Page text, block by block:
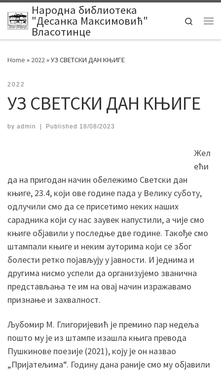
Skip to content
Народна библиотека
"Десанка Максимовић"
Власотинце
Search
Home » 2022 »УЗ СВЕТСКИ ДАН КЊИГЕ
2022
УЗ СВЕТСКИ ДАН КЊИГЕ
by admin Published 18/08/2023
Жел
ећи
да на пригодан начин обележимо Светски дан
књиге, 23.4, који ове године пада у Велику суботу,
одлучили смо да се присетимо неких наших
сарадника који су нас заувек напустили, а чије смо
књиге објавили у последње две године. Такође смо
штампали књиге и неким ауторима који се због
болести ретко појављују у јавности. И једнима и
другима нисмо успели да организујемо званична
представљања те им на овај начин изражавамо
признање и захвалност.
Љубомир М. Глигоријевић је премино пар недеља
пошто му је из штампе изашла књига превода
Пушкинове поезије (2021), коју је он назвао
„Пријатељима“. Годину дана раније смо му објавили